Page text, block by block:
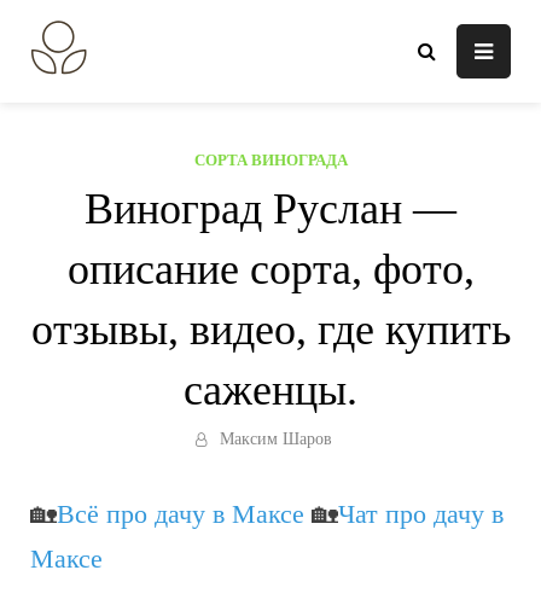
содержанию
СОРТА ВИНОГРАДА
Виноград Руслан —
описание сорта, фото,
отзывы, видео, где купить
саженцы.
Максим Шаров
🏡Всё про дачу в Максе 🏡Чат про дачу в
Максе